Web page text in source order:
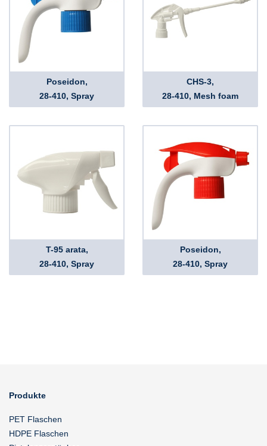
Poseidon,
28-410, Spray
CHS-3,
28-410, Mesh foam
T-95 arata,
28-410, Spray
Poseidon,
28-410, Spray
Produkte
PET Flaschen
HDPE Flaschen